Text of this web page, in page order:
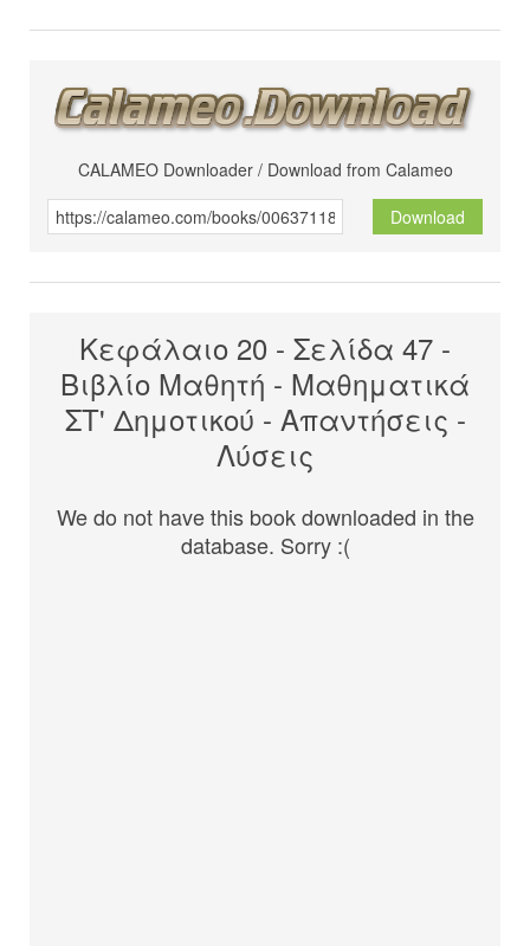
CALAMEO Downloader / Download from Calameo
Download
Κεφάλαιο 20 - Σελίδα 47 -
Βιβλίο Μαθητή - Μαθηματικά
ΣΤ' Δημοτικού - Απαντήσεις -
Λύσεις
We do not have this book downloaded in the
database. Sorry :(